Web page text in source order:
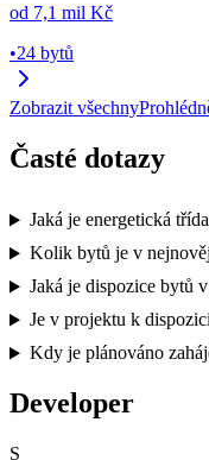
od 7,1 mil Kč
•24 bytů
Zobrazit všechny
Časté dotazy
Jaká je energetická
Kolik bytů je v
Jaká je dispozice bytů
Je v projektu k
Kdy je plánováno
Developer
S